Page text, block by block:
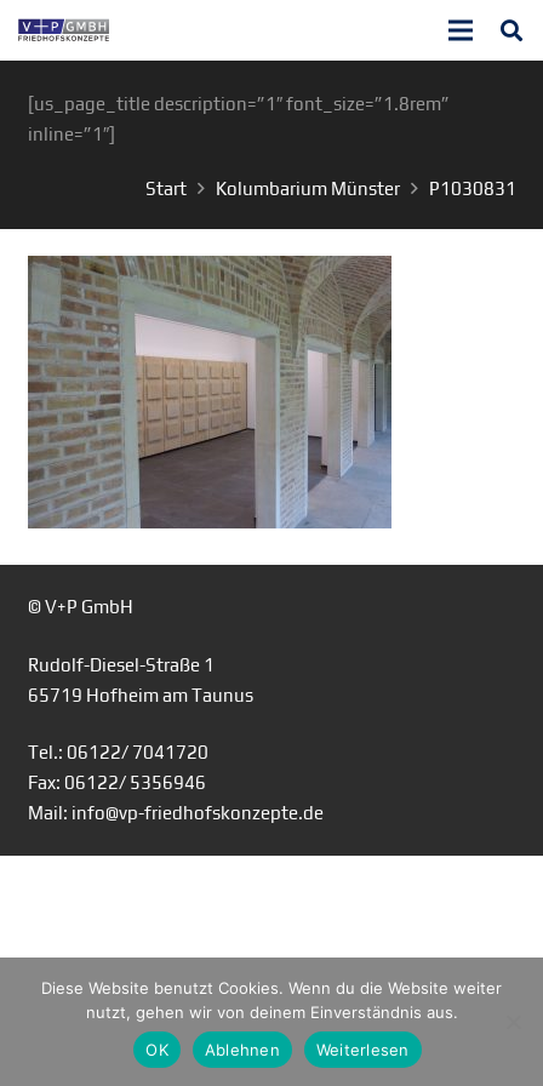
[us_page_title description=”1″ font_size=”1.8rem”
inline=”1″]
Start Kolumbarium Münster P1030831
© V+P GmbH
Rudolf-Diesel-Straße 1
65719 Hofheim am Taunus
Tel.: 06122/ 7041720
Fax: 06122/ 5356946
Mail: info@vp-friedhofskonzepte.de
Diese Website benutzt Cookies. Wenn du die Website weiter
nutzt, gehen wir von deinem Einverständnis aus.
OK
Ablehnen Weiterlesen